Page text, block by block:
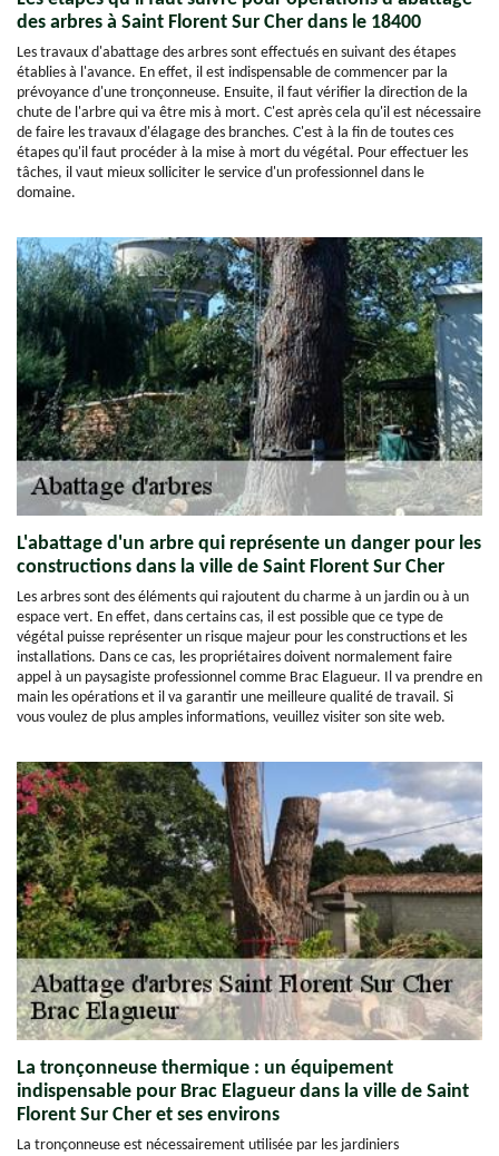
des arbres à Saint Florent Sur Cher dans le 18400
Les travaux d'abattage des arbres sont effectués en suivant des étapes
établies à l'avance. En effet, il est indispensable de commencer par la
prévoyance d'une tronçonneuse. Ensuite, il faut vérifier la direction de la
chute de l'arbre qui va être mis à mort. C'est après cela qu'il est nécessaire
de faire les travaux d'élagage des branches. C'est à la fin de toutes ces
étapes qu'il faut procéder à la mise à mort du végétal. Pour effectuer les
tâches, il vaut mieux solliciter le service d'un professionnel dans le
domaine.
L'abattage d'un arbre qui représente un danger pour les
constructions dans la ville de Saint Florent Sur Cher
Les arbres sont des éléments qui rajoutent du charme à un jardin ou à un
espace vert. En effet, dans certains cas, il est possible que ce type de
végétal puisse représenter un risque majeur pour les constructions et les
installations. Dans ce cas, les propriétaires doivent normalement faire
appel à un paysagiste professionnel comme Brac Elagueur. Il va prendre en
main les opérations et il va garantir une meilleure qualité de travail. Si
vous voulez de plus amples informations, veuillez visiter son site web.
La tronçonneuse thermique : un équipement
indispensable pour Brac Elagueur dans la ville de Saint
Florent Sur Cher et ses environs
La tronçonneuse est nécessairement utilisée par les jardiniers